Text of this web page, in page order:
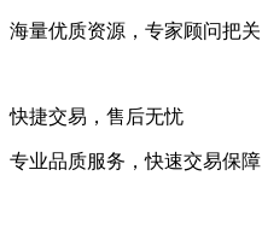
海量优质资源，专家顾问把关
快捷交易，售后无忧
专业品质服务，快速交易保障